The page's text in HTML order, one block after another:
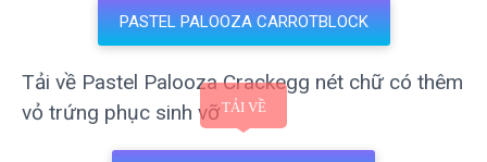
PASTEL PALOOZA CARROTBLOCK
Tải về Pastel Palooza Crackegg nét chữ có thêm
vỏ trứng phục sinh vỡ